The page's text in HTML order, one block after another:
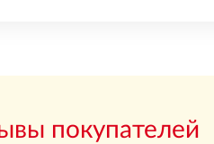
покупателей